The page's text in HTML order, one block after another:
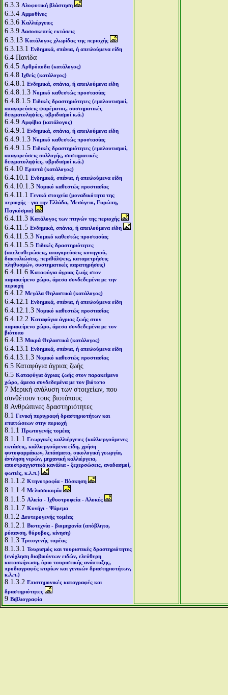
6.3.3 Αλοφυτική βλάστηση
6.3.4 Αμμοθίνες
6.3.6 Καλλιέργειες
6.3.9 Δασοσκεπείς εκτάσεις
6.3.13 Κατάλογος χλωρίδας της περιοχής
6.3.13.1 Ενδημικά, σπάνια, ή απειλούμενα είδη
6.4 Πανίδα
6.4.5 Αρθρόποδα (κατάλογος)
6.4.8 Ιχθείς (κατάλογος)
6.4.8.1 Ενδημικά, σπάνια, ή απειλούμενα είδη
6.4.8.1.3 Νομικό καθεστώς προστασίας
6.4.8.1.5 Ειδικές δραστηριότητες (εμπλουτισμοί,
απαγορεύσεις ψαρέματος, συστηματικές
δειγματοληψίες, υβριδισμοί κ.ά.)
6.4.9 Αμφίβια (κατάλογος)
6.4.9.1 Ενδημικά, σπάνια, ή απειλούμενα είδη
6.4.9.1.3 Νομικό καθεστώς προστασίας
6.4.9.1.5 Ειδικές δραστηριότητες (εμπλουτισμοί,
απαγορεύσεις συλλογής, συστηματικές
δειγματοληψίες, υβριδισμοί κ.ά.)
6.4.10 Ερπετά (κατάλογος)
6.4.10.1 Ενδημικά, σπάνια, ή απειλούμενα είδη
6.4.10.1.3 Νομικό καθεστώς προστασίας
6.4.11.1 Γενικά στοιχεία (μοναδικότητα της
περιοχής - για την Ελλάδα, Μεσόγειο, Ευρώπη,
Παγκόσμια)
6.4.11.3 Κατάλογος των πτηνών της περιοχής
6.4.11.5 Ενδημικά, σπάνια, ή απειλούμενα είδη
6.4.11.5.3 Νομικό καθεστώς προστασίας
6.4.11.5.5 Ειδικές δραστηριότητες
(απελευθερώσεις, απαγορεύσεις κυνηγιού,
δακτυλιώσεις, περιθάλψεις, καταμετρήσεις
πληθυσμών, συστηματικές παρατηρήσεις)
6.4.11.6 Καταφύγια άγριας ζωής στον
παρακείμενο χώρο, άμεσα συνδεδεμένα με την
περιοχή
6.4.12 Μεγάλα Θηλαστικά (κατάλογος)
6.4.12.1 Ενδημικά, σπάνια, ή απειλούμενα είδη
6.4.12.1.3 Νομικό καθεστώς προστασίας
6.4.12.2 Καταφύγια άγριας ζωής στον
παρακείμενο χώρο, άμεσα συνδεδεμένα με τον
βιότοπο
6.4.13 Μικρά Θηλαστικά (κατάλογος)
6.4.13.1 Ενδημικά, σπάνια, ή απειλούμενα είδη
6.4.13.1.3 Νομικό καθεστώς προστασίας
6.5 Καταφύγια άγριας ζωής
6.5 Καταφύγια άγριας ζωής στον παρακείμενο
χώρο, άμεσα συνδεδεμένα με τον βιότοπο
7 Μερική ανάλυση των στοιχείων, που
συνθέτουν τους βιοτόπους
8 Ανθρώπινες δραστηριότητες
8.1 Γενική περιγραφή δραστηριοτήτων και
επιπτώσεων στην περιοχή
8.1.1 Πρωτογενής τομέας
8.1.1.1 Γεωργικές καλλιέργειες (καλλιεργούμενες
εκτάσεις, καλλιεργούμενα είδη, χρήση
φυτοφαρμάκων, λιπάσματα, οικολογική γεωργία,
άντληση νερών, μηχανική καλλιέργεια,
αποστραγγιστικά κανάλια - ξεχερσώσεις, αναδασμοί,
φωτιές, κ.λ.π.)
8.1.1.2 Κτηνοτροφία - Βόσκηση
8.1.1.4 Μελισσοκομία
8.1.1.5 Αλιεία - Ιχθυοτροφεία - Αλυκές
8.1.1.7 Κυνήγι - Ψάρεμα
8.1.2 Δευτερογενής τομέας
8.1.2.1 Βιοτεχνία - βιομηχανία (απόβλητα,
ρύπανση, θόρυβος, κίνηση)
8.1.3 Τριτογενής τομέας
8.1.3.1 Τουρισμός και τουριστικές δραστηριότητες
(ενόχληση διαβιούντων ειδών, ελεύθερη
κατασκήνωση, όριο τουριστικής ανάπτυξης,
προδιαγραφές κτιρίων και γενικών δραστηριοτήτων,
κ.λ.π.)
8.1.3.2 Επιστημονικές καταγραφές και
δραστηριότητες
9 Βιβλιογραφία